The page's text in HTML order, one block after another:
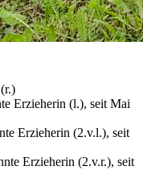
Erzieherin (l.), seit Mai
Erzieherin (2.v.l.), seit
Erzieherin (2.v.r.), seit